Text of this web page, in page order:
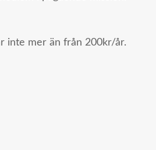
inte mer än från 200kr/år.